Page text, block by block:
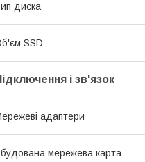
диска
SSD
і зв'язок
адаптери
мережева карта